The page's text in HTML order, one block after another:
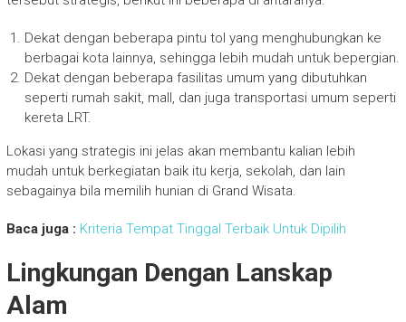
Dekat dengan beberapa pintu tol yang menghubungkan ke
berbagai kota lainnya, sehingga lebih mudah untuk bepergian.
Dekat dengan beberapa fasilitas umum yang dibutuhkan
seperti rumah sakit, mall, dan juga transportasi umum seperti
kereta LRT.
Lokasi yang strategis ini jelas akan membantu kalian lebih
mudah untuk berkegiatan baik itu kerja, sekolah, dan lain
sebagainya bila memilih hunian di Grand Wisata.
Baca juga : Kriteria Tempat Tinggal Terbaik Untuk Dipilih
Lingkungan Dengan Lanskap
Alam